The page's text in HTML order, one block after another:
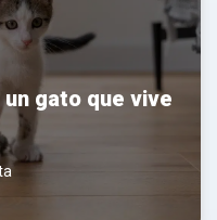
gato que vive